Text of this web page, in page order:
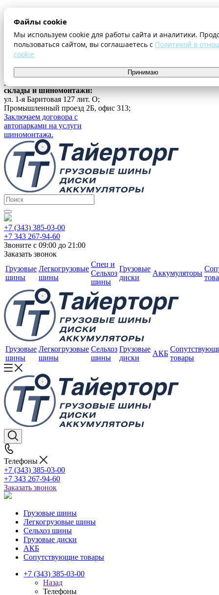
Файлы cookie
Мы используем cookie для работы сайта и аналитики.
пользоваться сайтом, вы соглашаетесь с Политикой в
cookie
Принимаю
Оплата и доставка
Шиномонтаж
Контакты
...
ул. Ферганская 16, офис 209;
склады и шиномонтажи:
ул. 1-я Баритовая 127 лит. О;
Промышленный проезд 2Б, офис 313;
Заключаем договора с
автопарками на услуги
шиномонтажа.
+7 (343) 385-03-00
+7 343 267-94-60
Звоните с 09:00 до 21:00
Заказать звонок
Грузовые
шины
Легкогрузовые
шины
Спец и
Сельхоз
шины
Грузовые
диски
Аккумуляторы
Грузовые
шины
Легкогрузовые
шины
Сельхоз
шины
Грузовые
диски
АКБ
товары
Телефоны
+7 (343) 385-03-00
+7 343 267-94-60
Заказать звонок
Грузовые шины
Легкогрузовые шины
Сельхоз шины
Грузовые диски
АКБ
Сопутствующие товары
+7 (343) 385-03-00
Назад
Телефоны